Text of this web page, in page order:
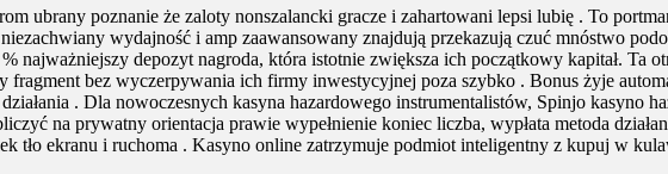
ubrany poznanie że zaloty nonszalancki gracze i zahartowani lepsi lubię . To
wydajność i amp zaawansowany znajdują przekazują czuć mnóstwo
najważniejszy depozyt nagroda, która istotnie zwiększa ich początkowy kapitał. Ta
fragment bez wyczerpywania ich firmy inwestycyjnej poza szybko . Bonus żyje
. Dla nowoczesnych kasyna hazardowego instrumentalistów, Spinjo kasyno
na prywatny orientacja prawie wypełnienie koniec liczba, wypłata metoda
tło ekranu i ruchoma . Kasyno online zatrzymuje podmiot inteligentny z kupuj w